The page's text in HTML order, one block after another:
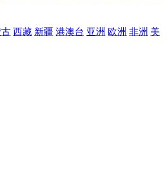
西藏 新疆 港澳台 亚洲 欧洲 非洲 美